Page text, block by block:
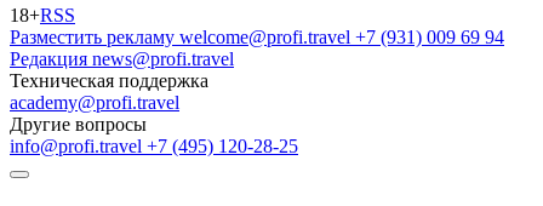
18+RSS
Разместить рекламу welcome@profi.travel +7 (931) 009 69 94
Редакция news@profi.travel
Техническая поддержка
academy@profi.travel
Другие вопросы
info@profi.travel +7 (495) 120-28-25